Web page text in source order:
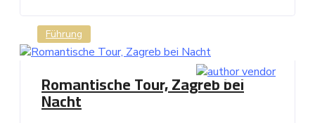
Führung
Romantische Tour, Zagreb bei
Nacht